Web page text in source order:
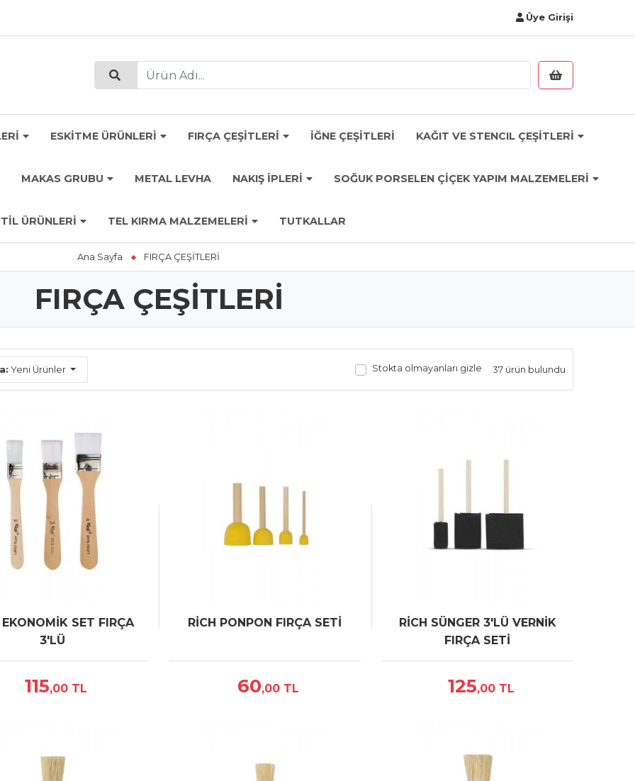
Üye Girişi
ESKİTME ÜRÜNLERİ FIRÇA ÇEŞİTLERİ İĞNE ÇEŞİTLERİ KAĞIT VE STENCIL ÇEŞİTLERİ
MAKAS GRUBU METAL LEVHA NAKIŞ İPLERİ SOĞUK PORSELEN ÇİÇEK YAPIM MALZEMELERİ
ÜRÜNLERİ TEL KIRMA MALZEMELERİ TUTKALLAR
Ana Sayfa FIRÇA ÇEŞİTLERİ
FIRÇA ÇEŞİTLERİ
Yeni Ürünler Stokta olmayanları gizle 37 ürün bulundu
EKONOMİK SET FIRÇA
3'LÜ
115,00TL
RİCH PONPON FIRÇA SETİ
60,00 TL
RİCH SÜNGER 3'LÜ VERNİK
FIRÇA SETİ
125,00TL